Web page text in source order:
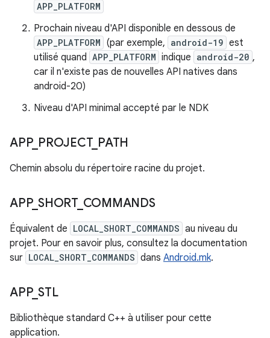
APP_PLATFORM
Prochain niveau d'API disponible en dessous de
APP_PLATFORM (par exemple, android-19 est
utilisé quand APP_PLATFORM indique android-20 ,
car il n'existe pas de nouvelles API natives dans
android-20)
Niveau d'API minimal accepté par le NDK
APP_ PROJECT_ PATH
Chemin absolu du répertoire racine du projet.
APP_ SHORT_ COMMANDS
Équivalent de LOCAL_SHORT_COMMANDS au niveau du
projet. Pour en savoir plus, consultez la documentation
sur LOCAL_SHORT_COMMANDS dans Android.mk.
APP_ STL
Bibliothèque standard C++ à utiliser pour cette
application.